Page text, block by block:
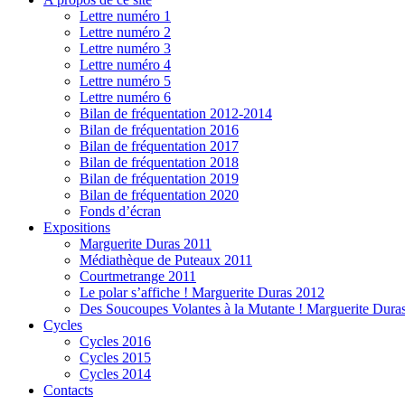
Lettre numéro 1
Lettre numéro 2
Lettre numéro 3
Lettre numéro 4
Lettre numéro 5
Lettre numéro 6
Bilan de fréquentation 2012-2014
Bilan de fréquentation 2016
Bilan de fréquentation 2017
Bilan de fréquentation 2018
Bilan de fréquentation 2019
Bilan de fréquentation 2020
Fonds d’écran
Expositions
Marguerite Duras 2011
Médiathèque de Puteaux 2011
Courtmetrange 2011
Le polar s’affiche ! Marguerite Duras 2012
Des Soucoupes Volantes à la Mutante ! Marguerite
Cycles
Cycles 2016
Cycles 2015
Cycles 2014
Contacts